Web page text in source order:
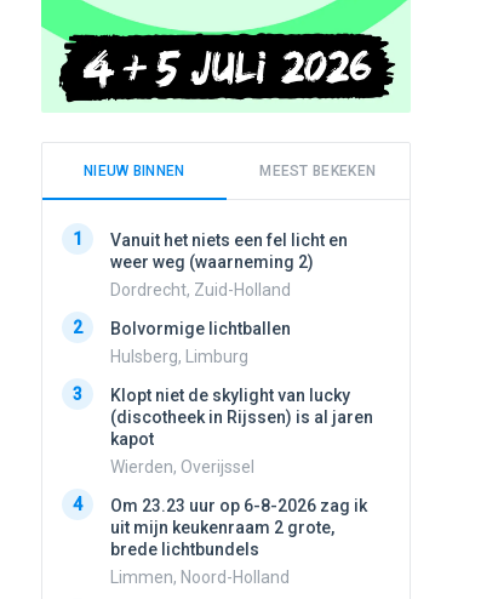
NIEUW BINNEN MEEST BEKEKEN
1
Vanuit het niets een fel licht en
weer weg (waarneming 2)
Dordrecht, Zuid-Holland
2
Bolvormige lichtballen
Hulsberg, Limburg
3
Klopt niet de skylight van lucky
(discotheek in Rijssen) is al jaren
kapot
Wierden, Overijssel
4
Om 23.23 uur op 6-8-2026 zag ik
uit mijn keukenraam 2 grote,
brede lichtbundels
Limmen, Noord-Holland